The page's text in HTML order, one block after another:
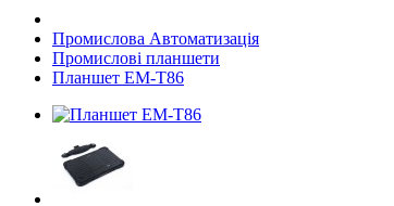
Промислова Автоматизація
Промислові планшети
Планшет EM-T86